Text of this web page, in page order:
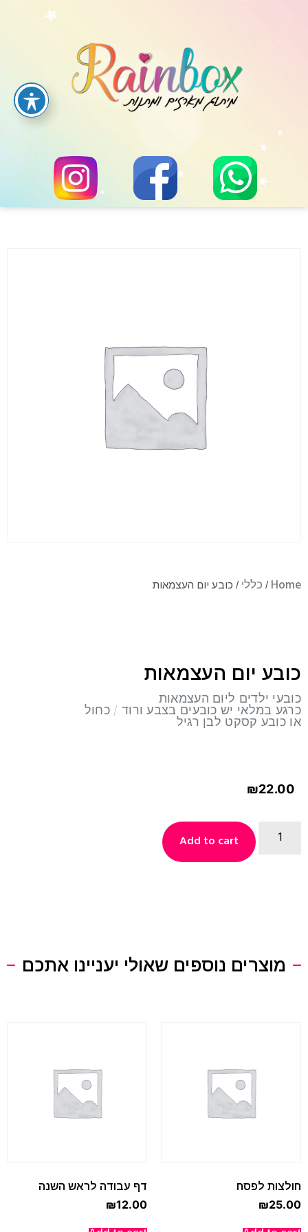
Home
/ כללי / כובע יום העצמאות
כובע יום העצמאות
כובעי ילדים ליום העצמאות
כרגע במלאי יש כובעים בצבע ורוד / כחול
או כובע קסקט לבן רגיל
₪22.00
Add to cart
מוצרים נוספים שאולי יעניינו אתכם
חולצות לפסח
₪25.00
דף עבודה לראש השנה
₪12.00